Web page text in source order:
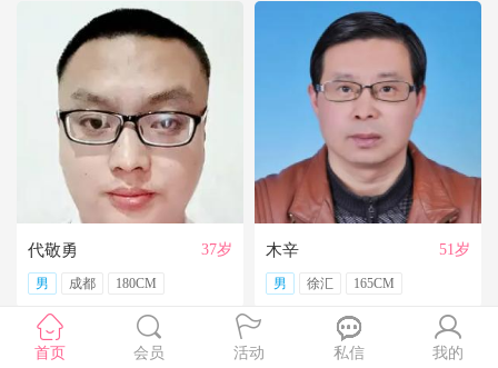
【红玫】你再不来，我都老啦，个人诚征婚，限广西南宁
【乐园】湖北蕲春离异大龄女征婚，找一个蕲春的、60岁上下的男士结婚，共同过日子，不诚勿扰
【携手到老】
今天开通钻石会员了，给我来信吧，我能看到你的联系方式哦
【铭铭】40岁未婚上海杨浦男征婚，外地人或者上海人都可以，不介意是否离异，三观合适即可，速与我联系。
【任子君】 现居深圳罗湖区，44岁，离异，在深圳工作，找一个大方、善良，会疼爱人的女子做老婆，希望​‌‌能在这里遇见你，非诚勿扰。
【张小英】想找一个心动的人
代敬勇 37岁
男 成都 180CM
木辛 51岁
男 徐汇 165CM
首页 会员 活动 私信 我的